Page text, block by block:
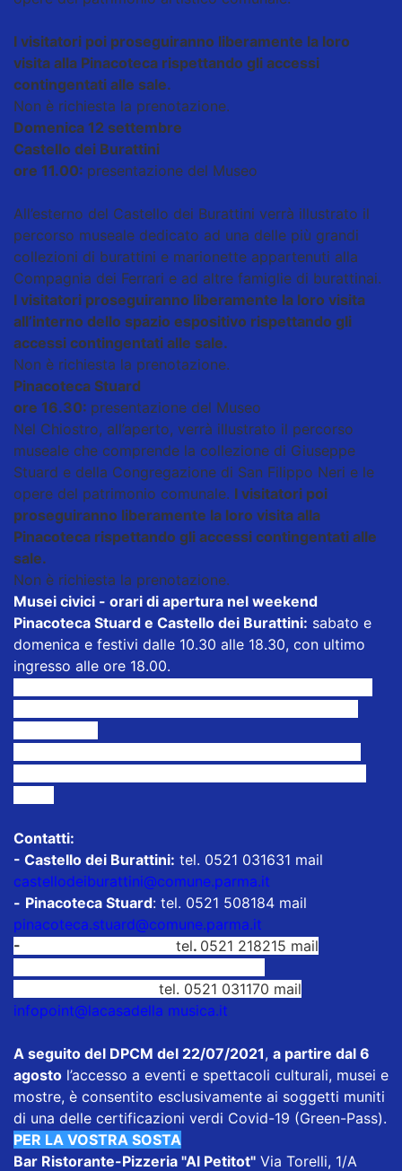
I visitatori poi proseguiranno liberamente la loro
visita alla Pinacoteca rispettando gli accessi
contingentati alle sale.
Non è richiesta la prenotazione.
Domenica 12 settembre
Castello dei Burattini
ore 11.00: presentazione del Museo
All’esterno del Castello dei Burattini verrà illustrato il
percorso museale dedicato ad una delle più grandi
collezioni di burattini e marionette appartenuti alla
Compagnia dei Ferrari e ad altre famiglie di burattinai.
I visitatori proseguiranno liberamente la loro visita
all’interno dello spazio espositivo rispettando gli
accessi contingentati alle sale.
Non è richiesta la prenotazione.
Pinacoteca Stuard
ore 16.30: presentazione del Museo
Nel Chiostro, all’aperto, verrà illustrato il percorso
museale che comprende la collezione di Giuseppe
Stuard e della Congregazione di San Filippo Neri e le
opere del patrimonio comunale. I visitatori poi
proseguiranno liberamente la loro visita alla
Pinacoteca rispettando gli accessi contingentati alle
sale.
Non è richiesta la prenotazione.
Musei civici - orari di apertura nel weekend
Pinacoteca Stuard e Castello dei Burattini: sabato e
domenica e festivi dalle 10.30 alle 18.30, con ultimo
ingresso alle ore 18.00.
Contatti:
- Castello dei Burattini: tel. 0521 031631 mail
castellodeiburattini@comune.parma.it
- Pinacoteca Stuard: tel. 0521 508184 mail
pinacoteca.stuard@comune.parma.it
-
tel. 0521 218215 mail
tel. 0521 031170 mail
infopoint@lacasadella musica.it
A seguito del DPCM del 22/07/2021, a partire dal 6
agosto l’accesso a eventi e spettacoli culturali, musei e
mostre, è consentito esclusivamente ai soggetti muniti
di una delle certificazioni verdi Covid-19 (Green-Pass).
PER LA VOSTRA SOSTA
Bar Ristorante-Pizzeria "Al Petitot" Via Torelli, 1/A